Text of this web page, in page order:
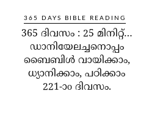
365 DAYS BIBLE READING
365 ദിവസം : 25 മിനിറ്റ്…
ഡാനിയേലച്ചനൊപ്പം
ബൈബിൾ വായിക്കാം,
ധ്യാനിക്കാം, പഠിക്കാം
221-ാo ദിവസം.